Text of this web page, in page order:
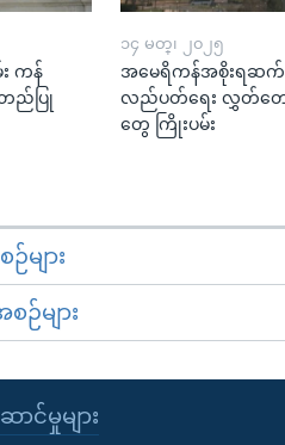
ကန်
ည်ပြု
၁၄ မတ္၊ ၂၀၂၅
အမေရိကန်အစိုးရဆ
လည်ပတ်ရေး လွှတ်တ
တွေ ကြိုးပမ်း
များ
များ
ာင်မှုများ